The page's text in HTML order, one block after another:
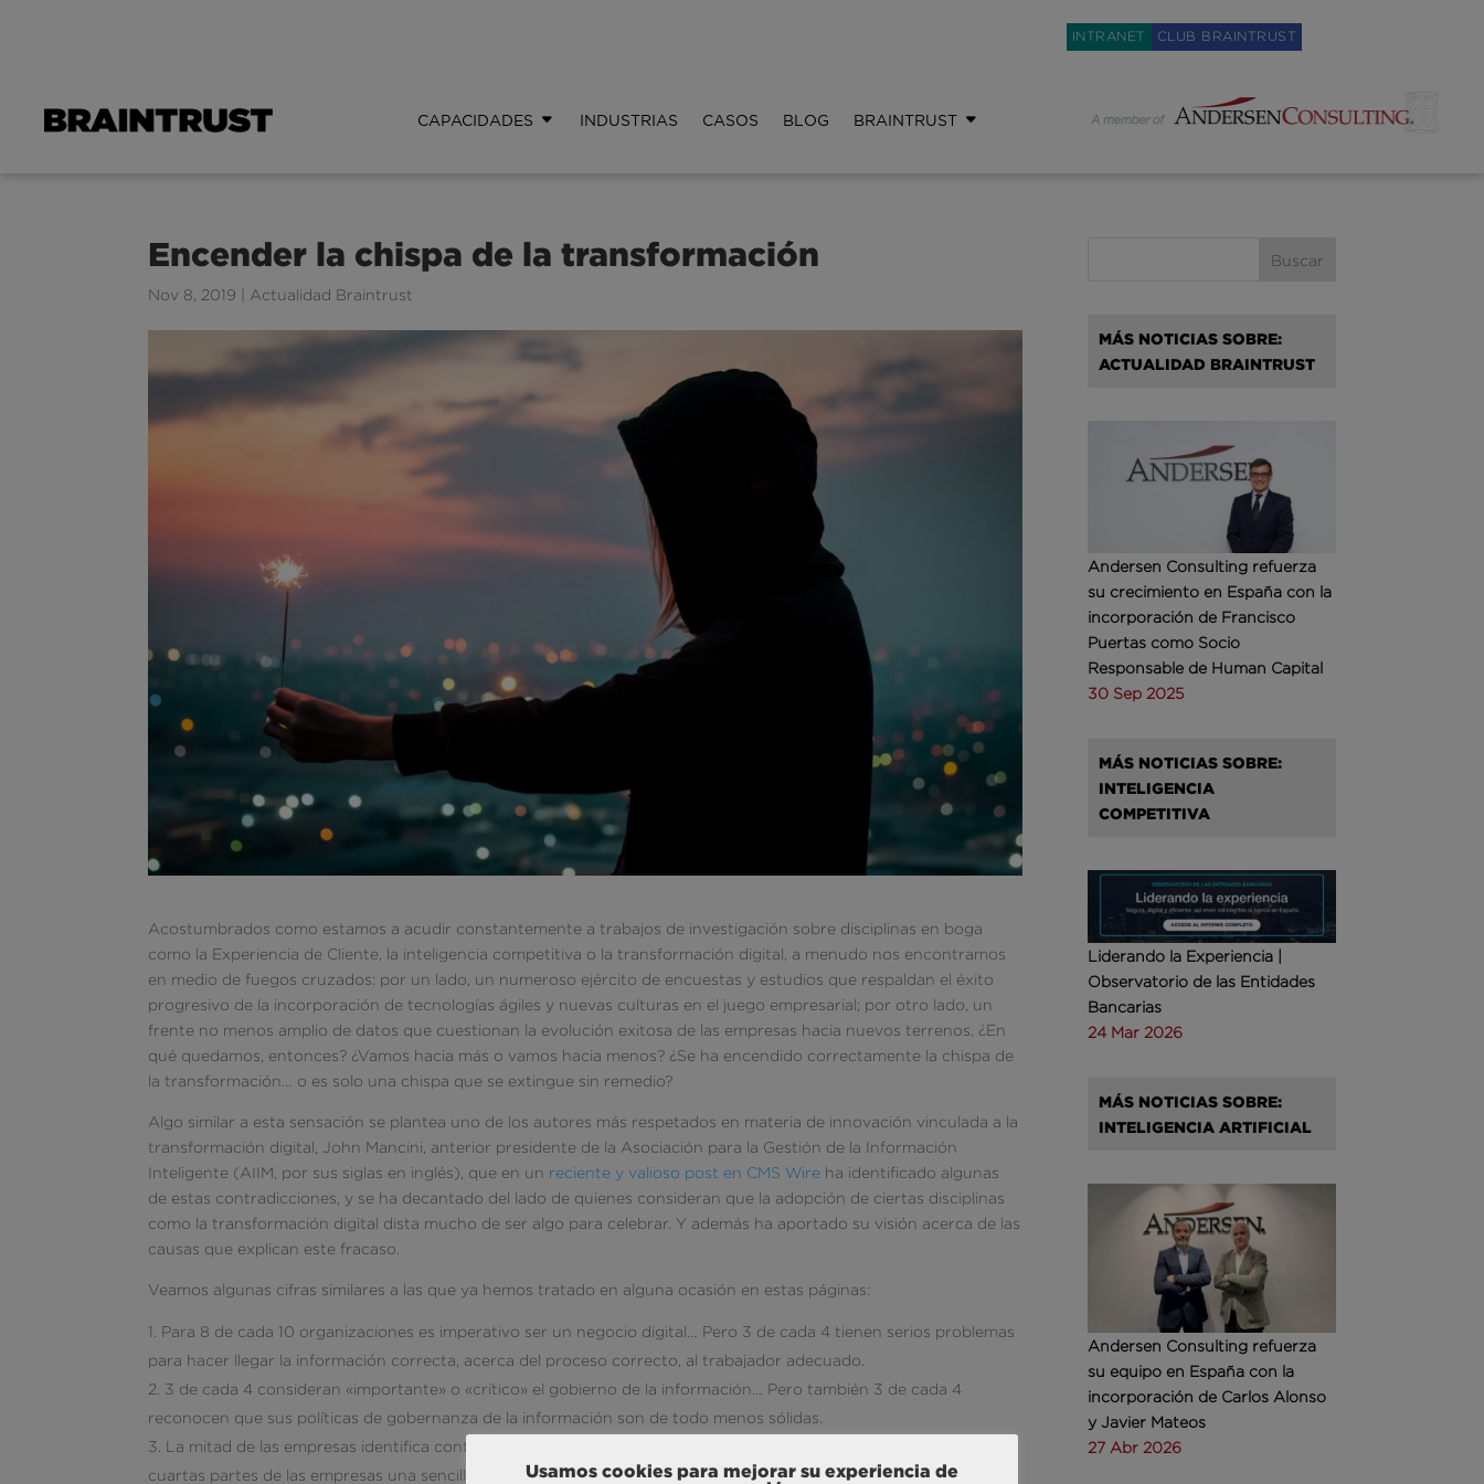
INTRANET CLUB BRAINTRUST
CAPACIDADES INDUSTRIAS CASOS BLOG BRAINTRUST
Encender la chispa de la transformación
Nov 8, 2019 Actualidad Braintrust
Acostumbrados como estamos a acudir constantemente a trabajos de investigación sobre disciplinas en boga
como la Experiencia de Cliente, la inteligencia competitiva o la transformación digital, a menudo nos encontramos
en medio de fuegos cruzados: por un lado, un numeroso ejército de encuestas y estudios que respaldan el éxito
progresivo de la incorporación de tecnologías ágiles y nuevas culturas en el juego empresarial; por otro lado, un
frente no menos amplio de datos que cuestionan la evolución exitosa de las empresas hacia nuevos terrenos. ¿En
qué quedamos, entonces? ¿Vamos hacia más o vamos hacia menos? ¿Se ha encendido correctamente la chispa de
la transformación… o es solo una chispa que se extingue sin remedio?
Algo similar a esta sensación se plantea uno de los autores más respetados en materia de innovación vinculada a la
transformación digital, John Mancini, anterior presidente de la Asociación para la Gestión de la Información
Inteligente (AIIM, por sus siglas en inglés), que en un reciente y valioso post en CMS Wire ha identificado algunas
de estas contradicciones, y se ha decantado del lado de quienes consideran que la adopción de ciertas disciplinas
como la transformación digital dista mucho de ser algo para celebrar. Y además ha aportado su visión acerca de las
causas que explican este fracaso.
Veamos algunas cifras similares a las que ya hemos tratado en alguna ocasión en estas páginas:
Para 8 de cada 10 organizaciones es imperativo ser un negocio digital… Pero 3 de cada 4 tienen serios problemas
para hacer llegar la información correcta, acerca del proceso correcto, al trabajador adecuado.
3 de cada 4 consideran «importante» o «crítico» el gobierno de la información… Pero también 3 de cada 4
reconocen que sus políticas de gobernanza de la información son de todo menos sólidas.
La mitad de las empresas identifica controladores de automatización «claves» en la actividad, pero para casi tres
cuartas partes de las empresas una sencilla integración de tecnologías para soluciones ERP o CRM es en sí misma
MÁS NOTICIAS SOBRE:
ACTUALIDAD BRAINTRUST
Andersen Consulting refuerza
su crecimiento en España con la
incorporación de Francisco
Puertas como Socio
Responsable de Human Capital
30 Sep 2025
MÁS NOTICIAS SOBRE:
INTELIGENCIA
COMPETITIVA
Liderando la Experiencia |
Observatorio de las Entidades
Bancarias
24 Mar 2026
MÁS NOTICIAS SOBRE:
INTELIGENCIA ARTIFICIAL
Andersen Consulting refuerza
su equipo en España con la
incorporación de Carlos Alonso
y Javier Mateos
27 Abr 2026
Usamos cookies para mejorar su experiencia de